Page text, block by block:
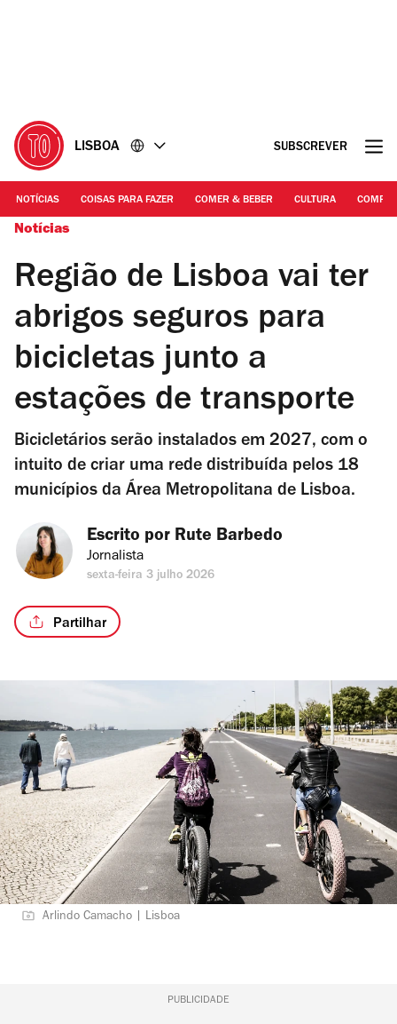
LISBOA SUBSCREVER
NOTÍCIAS COISAS PARA FAZER COMER & BEBER CULTURA
Notícias
Região de Lisboa vai ter
abrigos seguros para
bicicletas junto a
estações de transporte
Bicicletários serão instalados em 2027, com o
intuito de criar uma rede distribuída pelos 18
municípios da Área Metropolitana de Lisboa.
Escrito por Rute Barbedo
Jornalista
sexta-feira 3 julho 2026
Partilhar
Arlindo Camacho | Lisboa
PUBLICIDADE